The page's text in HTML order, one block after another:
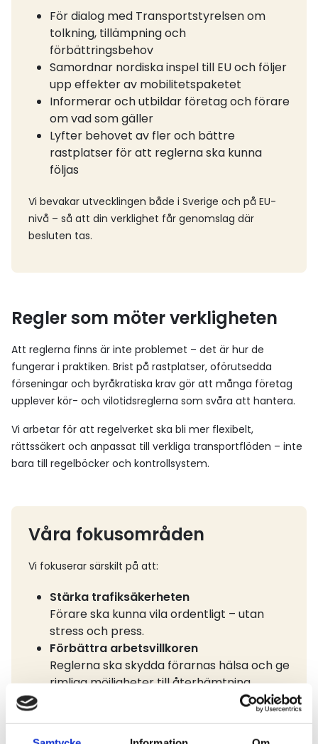
För dialog med Transportstyrelsen om
tolkning, tillämpning och
förbättringsbehov
Samordnar nordiska inspel till EU och följer
upp effekter av mobilitetspaketet
Informerar och utbildar företag och förare
om vad som gäller
Lyfter behovet av fler och bättre
rastplatser för att reglerna ska kunna
följas
Vi bevakar utvecklingen både i Sverige och på EU-
nivå – så att din verklighet får genomslag där
besluten tas.
Regler som möter verkligheten
Att reglerna finns är inte problemet – det är hur de
fungerar i praktiken. Brist på rastplatser, oförutsedda
förseningar och byråkratiska krav gör att många företag
upplever kör- och vilotidsreglerna som svåra att hantera.
Vi arbetar för att regelverket ska bli mer flexibelt,
rättssäkert och anpassat till verkliga transportflöden – inte
bara till regelböcker och kontrollsystem.
Våra fokusområden
Vi fokuserar särskilt på att:
Stärka trafiksäkerheten
Förare ska kunna vila ordentligt – utan
stress och press.
Förbättra arbetsvillkoren
Reglerna ska skydda förarnas hälsa och ge
rimliga möjligheter till återhämtning.
Reglerna måste vara möjliga att förstå